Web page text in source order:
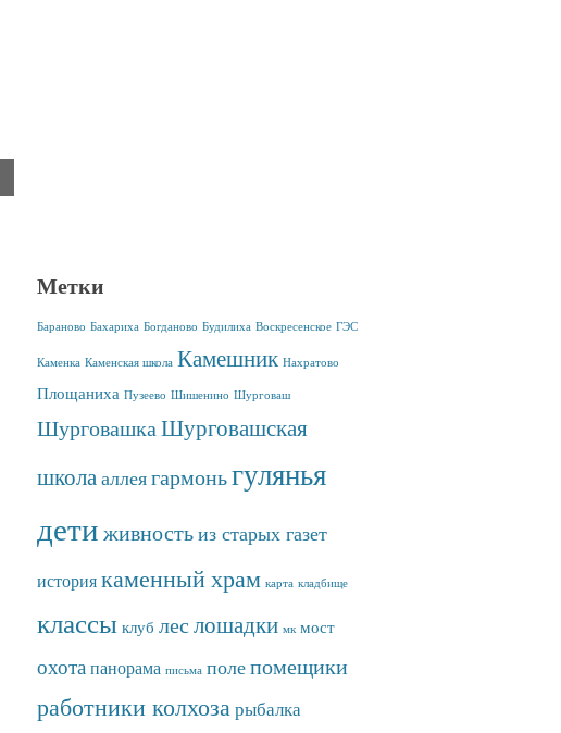
Метки
Бараново Бахариха Богданово Будилиха Воскресенское ГЭС
Каменка Каменская школа Камешник Нахратово
Площаниха Пузеево Шишенино Шурговаш
ШурговашкаШурговашская
школа аллеягармоньгулянья
детиживностьиз старых газет
историякаменный храм карта кладбище
классы клуб леслошадки мк мост
охота панорама письма полепомещики
работники колхоза рыбалка